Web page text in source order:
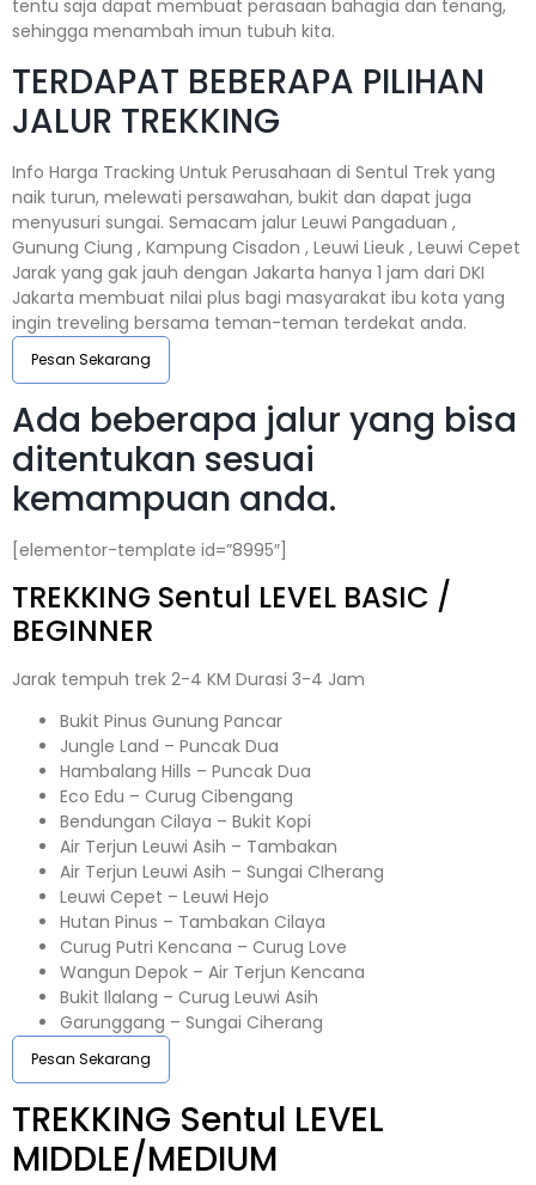
tentu saja dapat membuat perasaan bahagia dan tenang,
sehingga menambah imun tubuh kita.
TERDAPAT BEBERAPA PILIHAN
JALUR TREKKING
Info Harga Tracking Untuk Perusahaan di Sentul Trek yang
naik turun, melewati persawahan, bukit dan dapat juga
menyusuri sungai. Semacam jalur Leuwi Pangaduan ,
Gunung Ciung , Kampung Cisadon , Leuwi Lieuk , Leuwi Cepet
Jarak yang gak jauh dengan Jakarta hanya 1 jam dari DKI
Jakarta membuat nilai plus bagi masyarakat ibu kota yang
ingin treveling bersama teman-teman terdekat anda.
Pesan Sekarang
Ada beberapa jalur yang bisa
ditentukan sesuai
kemampuan anda.
[elementor-template id=”8995″]
TREKKING Sentul LEVEL BASIC /
BEGINNER
Jarak tempuh trek 2-4 KM Durasi 3-4 Jam
Bukit Pinus Gunung Pancar
Jungle Land – Puncak Dua
Hambalang Hills – Puncak Dua
Eco Edu – Curug Cibengang
Bendungan Cilaya – Bukit Kopi
Air Terjun Leuwi Asih – Tambakan
Air Terjun Leuwi Asih – Sungai CIherang
Leuwi Cepet – Leuwi Hejo
Hutan Pinus – Tambakan Cilaya
Curug Putri Kencana – Curug Love
Wangun Depok – Air Terjun Kencana
Bukit Ilalang – Curug Leuwi Asih
Garunggang – Sungai Ciherang
Pesan Sekarang
TREKKING Sentul LEVEL
MIDDLE/MEDIUM